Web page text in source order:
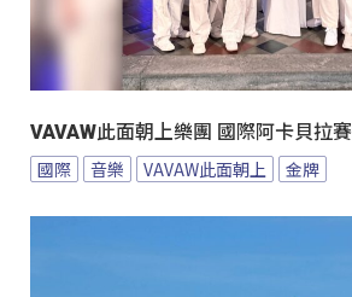
VAVAW此面朝上樂團 國際阿卡貝拉
國際 音樂 VAVAW此面朝上 金牌